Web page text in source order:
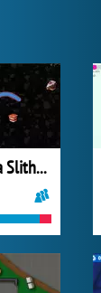
Worms Zone a Slithery Snake